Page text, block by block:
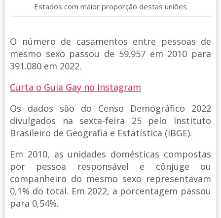
Estados com maior proporção destas uniões
O número de casamentos entre pessoas de
mesmo sexo passou de 59.957 em 2010 para
391.080 em 2022.
Curta o Guia Gay no Instagram
Os dados são do Censo Demográfico 2022
divulgados na sexta-feira 25 pelo Instituto
Brasileiro de Geografia e Estatística (IBGE).
Em 2010, as unidades domésticas compostas
por pessoa responsável e cônjuge ou
companheiro do mesmo sexo representavam
0,1% do total. Em 2022, a porcentagem passou
para 0,54%.